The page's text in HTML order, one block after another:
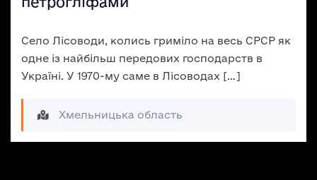
Село Лісоводи, колись гриміло на весь СРСР як
одне із найбільш передових господарств в
Україні. У 1970-му саме в Лісоводах […]
Хмельницька область